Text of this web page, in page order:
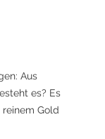
Aus
es? Es
reinem Gold